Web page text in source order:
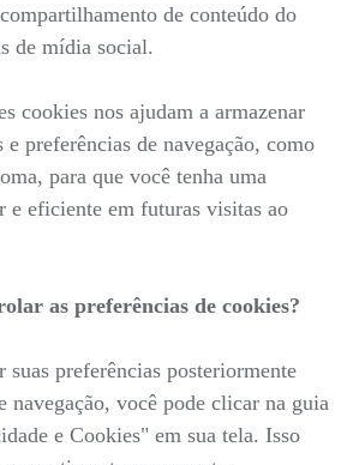
de conteúdo do
de mídia social.
cookies nos ajudam a armazenar
e preferências de navegação, como
para que você tenha uma
e eficiente em futuras visitas ao
as preferências de cookies?
suas preferências posteriormente
navegação, você pode clicar na guia
e Cookies" em sua tela. Isso